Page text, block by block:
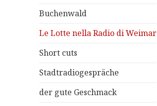
Buchenwald
Le Lotte nella Radio di Weimar
Short cuts
Stadtradiogespräche
der gute Geschmack